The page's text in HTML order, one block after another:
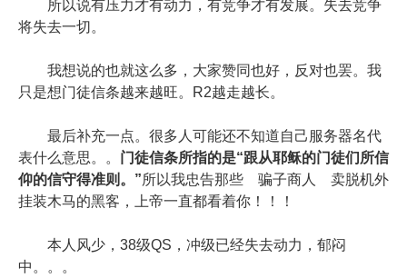
所以说有压力才有动力，有竞争才有发展。失去竞争
将失去一切。
我想说的也就这么多，大家赞同也好，反对也罢。我
只是想门徒信条越来越旺。R2越走越长。
最后补充一点。很多人可能还不知道自己服务器名代
表什么意思。。 门徒信条所指的是“跟从耶稣的门徒们所信
仰的信守得准则。”所以我忠告那些 骗子商人 卖脱机外
挂装木马的黑客，上帝一直都看着你！！！
本人风少，38级QS，冲级已经失去动力，郁闷
中。。。